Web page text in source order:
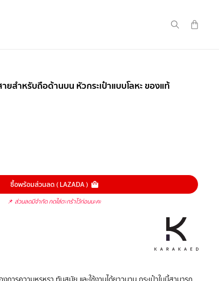
ยสำหรับถือด้านบน หัวกระเป๋าแบบโลหะ ของแท้
ซื้อพร้อมส่วนลด ( LAZADA )
📌 ส่วนลดมีจำกัด กดใส่ตะกร้าไว้ก่อนนะคะ